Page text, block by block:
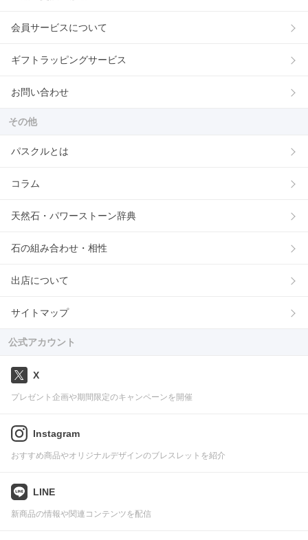
会員サービスについて
ギフトラッピングサービス
お問い合わせ
その他
パスクルとは
コラム
天然石・パワーストーン辞典
石の組み合わせ・相性
出店について
サイトマップ
公式アカウント
X
プレゼント企画や期間限定のキャンペーンを開催
Instagram
おすすめ商品やオリジナルデザインのブレスレットを紹介
LINE
新商品の情報や関連コンテンツを配信